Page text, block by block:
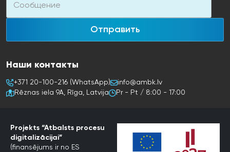
Отправить
Наши контакты
+371 20-100-216 (WhatsApp)
info@ambk.lv
Rēznas iela 9A, Rīga, Latvija
Pr - Pt / 8:00 - 17:00
Projekts “Atbalsts procesu
digitalizācijai”
(finansējums ir no ES